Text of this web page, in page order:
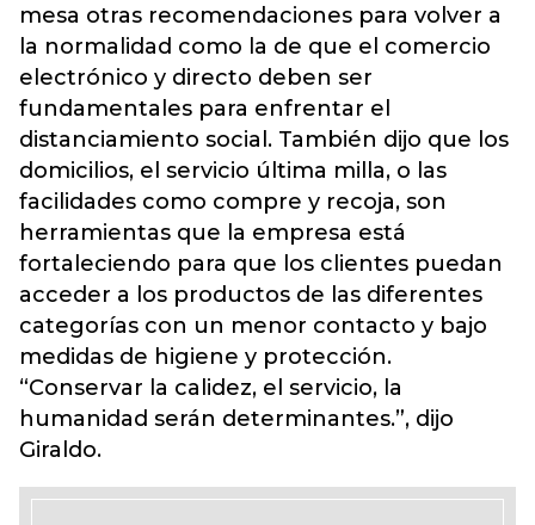
mesa otras recomendaciones para volver a
la normalidad como la de que el comercio
electrónico y directo deben ser
fundamentales para enfrentar el
distanciamiento social. También dijo que los
domicilios, el servicio última milla, o las
facilidades como compre y recoja, son
herramientas que la empresa está
fortaleciendo para que los clientes puedan
acceder a los productos de las diferentes
categorías con un menor contacto y bajo
medidas de higiene y protección.
“Conservar la calidez, el servicio, la
humanidad serán determinantes.”, dijo
Giraldo.